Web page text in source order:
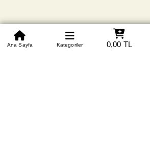
0850 305 09 70
Beden Tablosu Banka Hesapları
Ana Sayfa Kategoriler 0,00 TL